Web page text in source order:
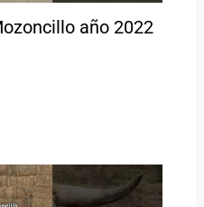
año 2022